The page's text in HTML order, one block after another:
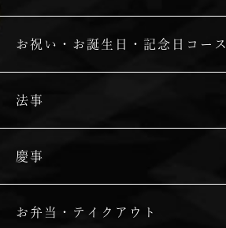
お祝い・お誕生日・記念日コース
法事
慶事
お弁当・テイクアウト